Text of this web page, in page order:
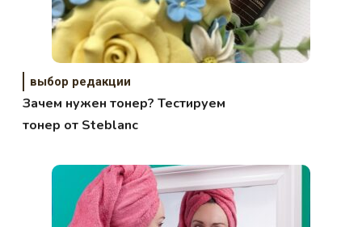
выбор редакции
Зачем нужен тонер? Тестируем
тонер от Steblanc